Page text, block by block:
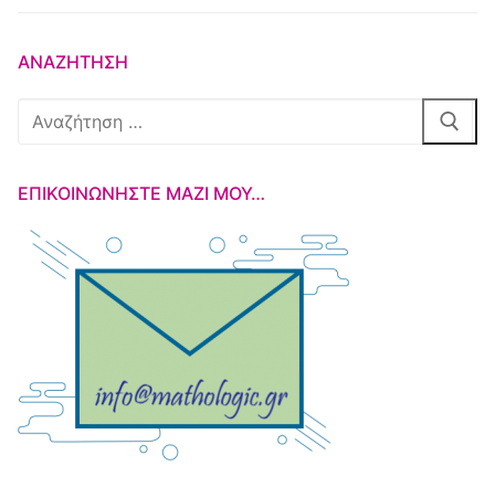
ΑΝΑΖΉΤΗΣΗ
Αναζήτηση
ΕΠΙΚΟΙΝΩΝΉΣΤΕ ΜΑΖΊ ΜΟΥ…